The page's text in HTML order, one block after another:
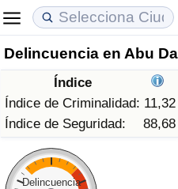
Delincuencia en Abu
Índice
Índice de Criminalidad: 11,32
Índice de Seguridad:
88,68
Delincuencia
Coste de vida
Índice de Costo de Vida
Índice de Costo de Vida
Índice de costo de vida por
Precios de las propiedades
Índice de Precios de
Índice de Precios de
Índice de Precios de
Calidad de Vida
Índice de Calidad de Vida
Índice de Calidad de Vida
Índice de calidad de vida